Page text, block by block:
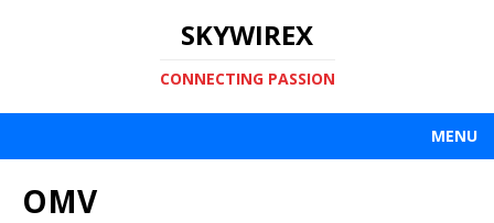
SKYWIREX
CONNECTING PASSION
MENU
OMV